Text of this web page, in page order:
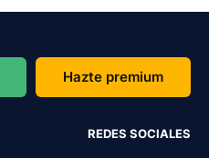
Hazte premium
REDES SOCIALES